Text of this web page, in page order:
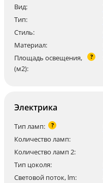
Вид:
Тип:
Стиль:
Материал:
Площадь освещения,
(м2):
?
Электрика
Тип ламп: ?
Количество ламп:
Количество ламп 2:
Тип цоколя:
Световой поток, lm: